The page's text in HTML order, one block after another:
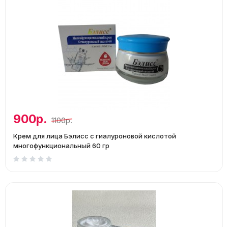
900р. 1100р.
Крем для лица Бэлисс с гиалуроновой кислотой
многофункциональный 60 гр